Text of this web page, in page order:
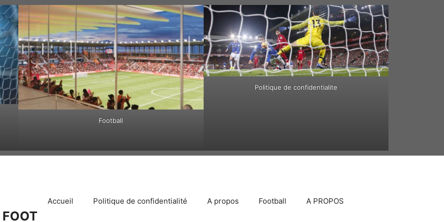
Football
Politique de confidentialite
Accueil Politique de confidentialité A propos Football A PROPOS